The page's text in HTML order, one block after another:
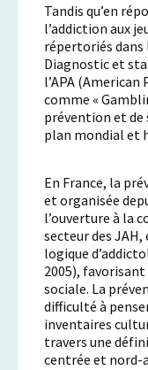
Tandis qu’en
l’addiction aux
répertoriés dans
Diagnostic et
l’APA
comme «
prévention et de
plan mondial et
En France, la
et organisée
l’ouverture à la
secteur des
logique
2005),
sociale. La
difficulté à
inventaires
travers une
centrée et nord-